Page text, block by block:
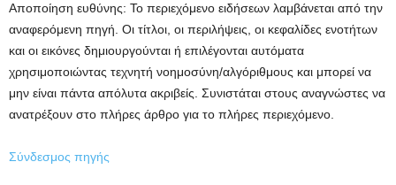
Αποποίηση ευθύνης: Το περιεχόμενο ειδήσεων λαμβάνεται από την
αναφερόμενη πηγή. Οι τίτλοι, οι περιλήψεις, οι κεφαλίδες ενοτήτων
και οι εικόνες δημιουργούνται ή επιλέγονται αυτόματα
χρησιμοποιώντας τεχνητή νοημοσύνη/αλγόριθμους και μπορεί να
μην είναι πάντα απόλυτα ακριβείς. Συνιστάται στους αναγνώστες να
ανατρέξουν στο πλήρες άρθρο για το πλήρες περιεχόμενο.
Σύνδεσμος πηγής